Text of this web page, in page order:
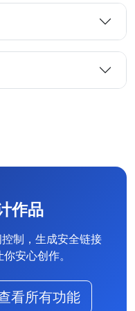
作品
制，生成安全链接
安心创作。
看所有功能